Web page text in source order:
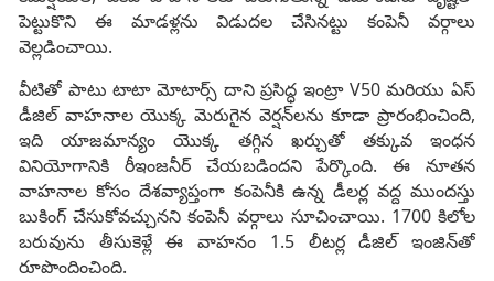
పెట్టుకొని ఈ మాడళ్లను విడుదల చేసినట్టు కంపెనీ వర్గాలు
వెల్లడించాయి.
వీటితో పాటు టాటా మోటార్స్ దాని ప్రసిద్ధ ఇంట్రా V50 మరియు ఏస్
డీజిల్ వాహనాల యొక్క మెరుగైన వెర్షన్‌లను కూడా ప్రారంభించింది,
ఇది యాజమాన్యం యొక్క తగ్గిన ఖర్చుతో తక్కువ ఇంధన
వినియోగానికి రీఇంజనీర్ చేయబడిందని పేర్కొంది. ఈ నూతన
వాహనాల కోసం దేశవ్యాప్తంగా కంపెనీకి ఉన్న డీలర్ల వద్ద ముందస్తు
బుకింగ్‌ చేసుకోవచ్చునని కంపెనీ వర్గాలు సూచించాయి. 1700 కిలోల
బరువును తీసుకెళ్లే ఈ వాహనం 1.5 లీటర్ల డీజిల్‌ ఇంజిన్‌తో
రూపొందించింది.